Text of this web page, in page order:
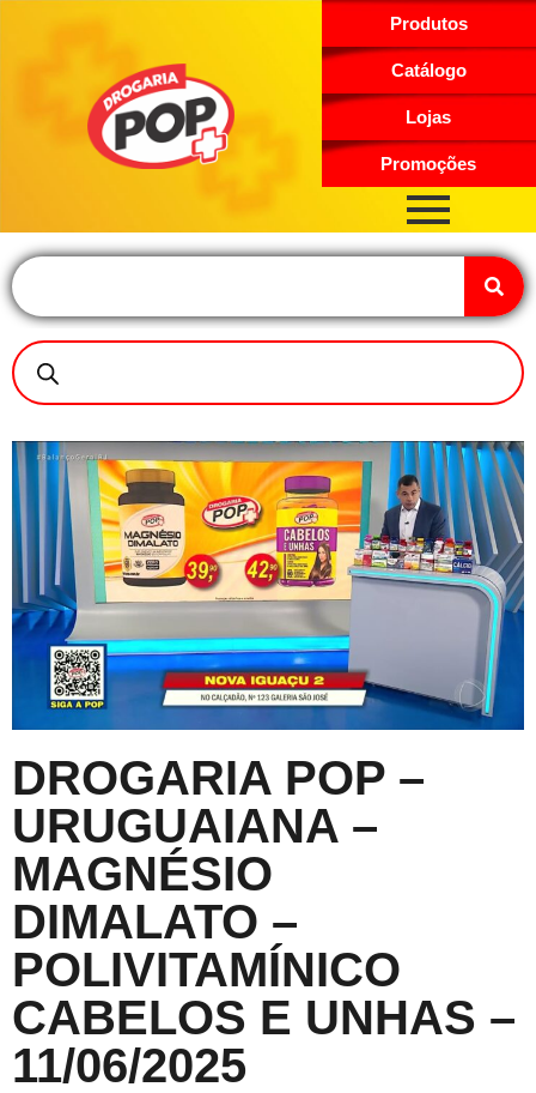
Produtos
Catálogo
Lojas
Promoções
DROGARIA POP –
URUGUAIANA –
MAGNÉSIO
DIMALATO –
POLIVITAMÍNICO
CABELOS E UNHAS –
11/06/2025